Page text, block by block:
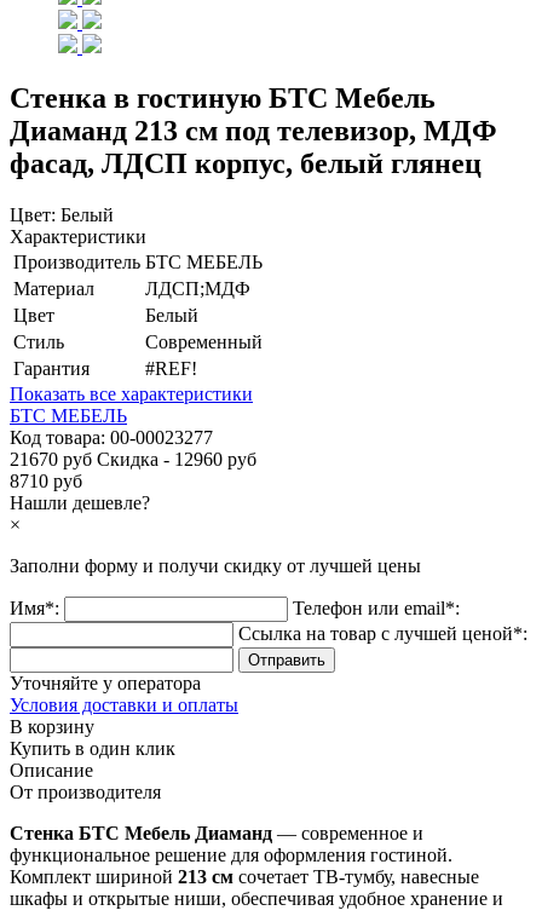
Стенка в гостиную БТС Мебель
Диаманд 213 см под телевизор, МДФ
фасад, ЛДСП корпус, белый глянец
Цвет: Белый
Характеристики
Производитель БТС МЕБЕЛЬ
Материал
ЛДСП;МДФ
Цвет
Белый
Стиль
Современный
Гарантия
#REF!
Показать все характеристики
БТС МЕБЕЛЬ
Код товара: 00-00023277
21670 руб Скидка - 12960 руб
8710 руб
Нашли дешевле?
×
Заполни форму и получи скидку от лучшей цены
Имя*:
Телефон или email*:
Ссылка на товар с лучшей ценой*:
Уточняйте у оператора
Условия доставки и оплаты
В корзину
Купить в один клик
Описание
От производителя
Стенка БТС Мебель Диаманд — современное и
функциональное решение для оформления гостиной.
Комплект шириной 213 см сочетает ТВ-тумбу, навесные
шкафы и открытые ниши, обеспечивая удобное хранение и